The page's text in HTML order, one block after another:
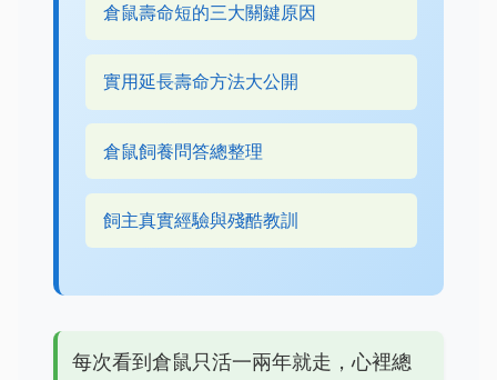
倉鼠壽命短的三大關鍵原因
實用延長壽命方法大公開
倉鼠飼養問答總整理
飼主真實經驗與殘酷教訓
每次看到倉鼠只活一兩年就走，心裡總